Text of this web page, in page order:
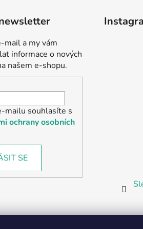
mail a my vám
informace o nových
našem e-shopu.
mailu souhlasíte s
ochrany osobních
SE